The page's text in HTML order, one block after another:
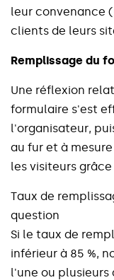
leur convenance (
clients de leurs sit
Remplissage du fo
Une réflexion relat
formulaire s'est ef
l'organisateur, pui
au fur et à mesure
les visiteurs grâce
Taux de remplissa
question
Si le taux de rempl
inférieur à 85 %, n
l'une ou plusieurs